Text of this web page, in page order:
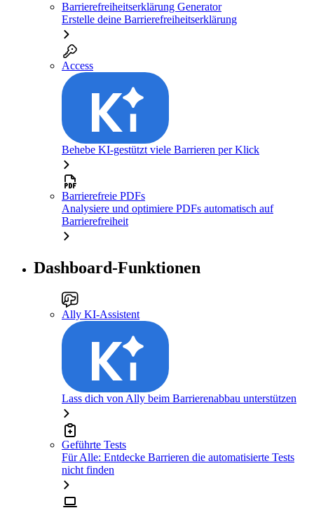
Barrierefreiheitserklärung Generator
Erstelle deine Barrierefreiheitserklärung
Access
Behebe KI-gestützt viele Barrieren per Klick
Barrierefreie PDFs
Analysiere und optimiere PDFs automatisch auf
Barrierefreiheit
Dashboard-Funktionen
Ally KI-Assistent
Lass dich von Ally beim Barrierenabbau unterstützen
Geführte Tests
Für Alle: Entdecke Barrieren die automatisierte Tests
nicht finden